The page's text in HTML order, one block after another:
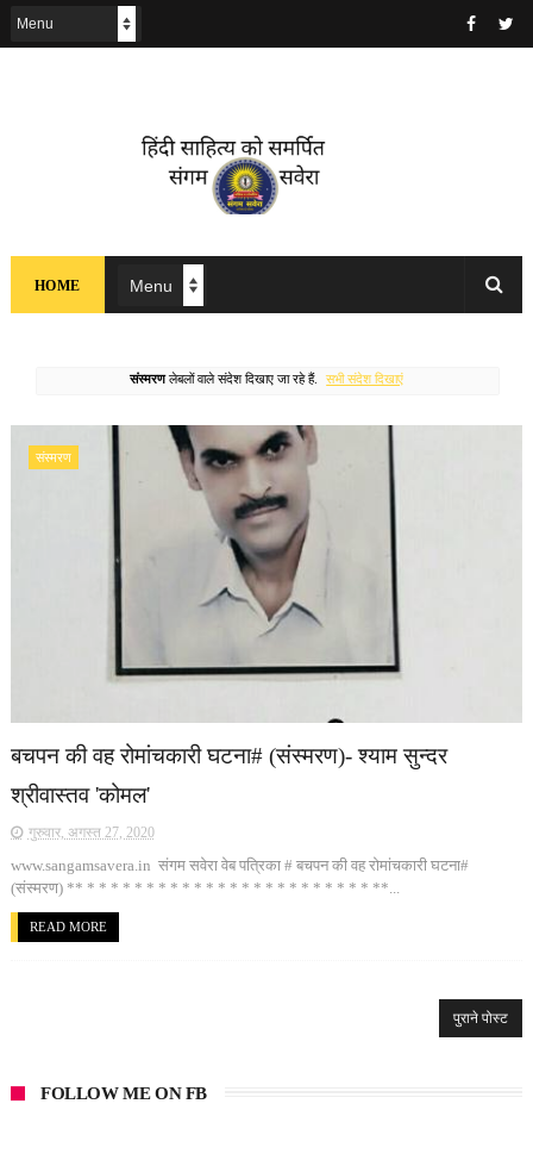
HOME
संस्मरणलेबलों वाले संदेश दिखाए जा रहे हैं. सभी संदेश दिखाएं
संस्मरण
बचपन की वह रोमांचकारी घटना# (संस्मरण)- श्याम सुन्दर
श्रीवास्तव 'कोमल'
गुरुवार, अगस्त 27, 2020
www.sangamsavera.in संगम सवेरा वेब पत्रिका # बचपन की वह रोमांचकारी घटना#
(संस्मरण) ** * * * * * * * * * * * * * * * * * * * * * * * * **...
READ MORE
पुराने पोस्ट
FOLLOW ME ON FB